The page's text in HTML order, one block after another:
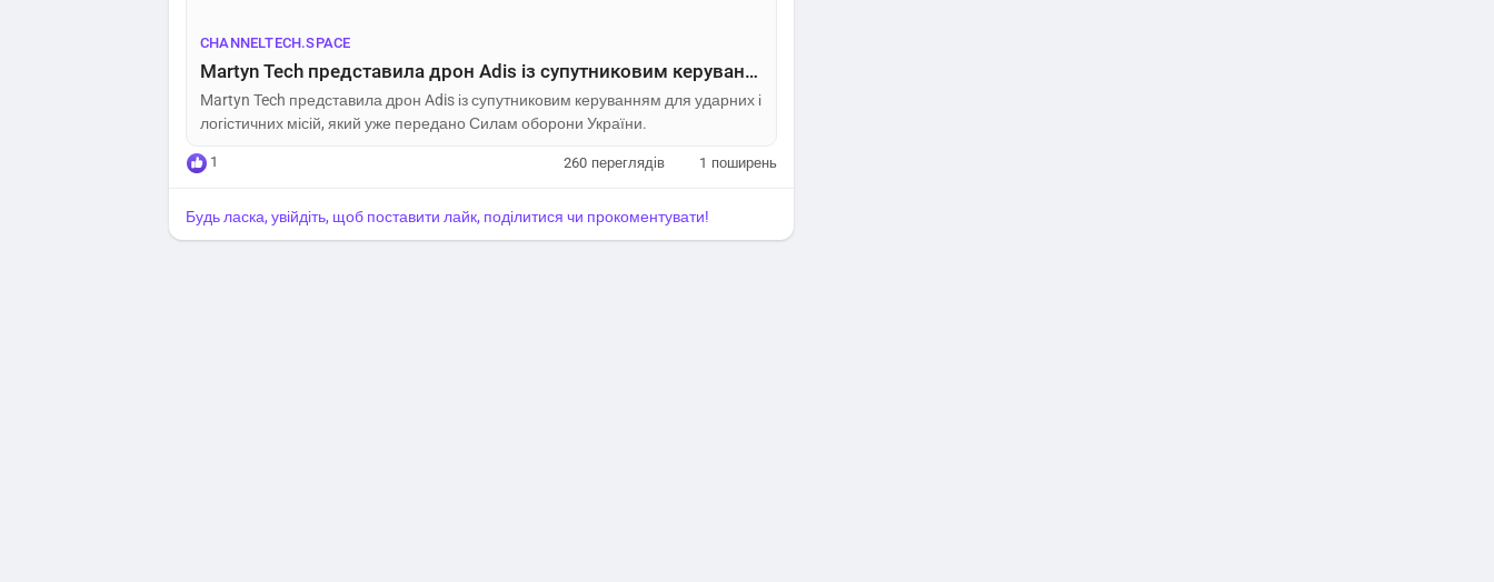
CHANNELTECH.SPACE
Martyn Tech представила дрон Adis із супутниковим керуванням – Channel Tech
Martyn Tech представила дрон Adis із супутниковим керуванням для ударних і
логістичних місій, який уже передано Силам оборони України.
1 260 переглядів 1 поширень
Будь ласка, увійдіть, щоб поставити лайк, поділитися чи прокоментувати!